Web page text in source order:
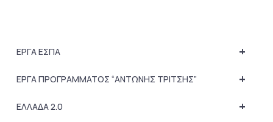
+
ΕΡΓΑ ΕΣΠΑ
+
ΕΡΓΑ ΠΡΟΓΡΑΜΜΑΤΟΣ “ΑΝΤΩΝΗΣ ΤΡΙΤΣΗΣ”
+
ΕΛΛΑΔΑ 2.0